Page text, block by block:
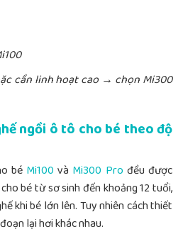
cần linh hoạt cao → chọn Mi300
ngồi ô tô cho bé theo độ
bé Mi100 và Mi300 Pro đều được
bé từ sơ sinh đến khoảng 12 tuổi,
khi bé lớn lên. Tuy nhiên cách thiết
lại hơi khác nhau.